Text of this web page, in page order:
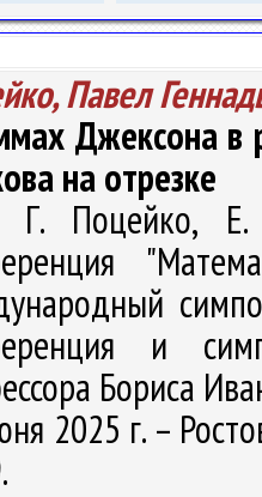
Павел
Джексона в
на отрезке
Поцейко, Е.
и
Бориса
2025 г. –